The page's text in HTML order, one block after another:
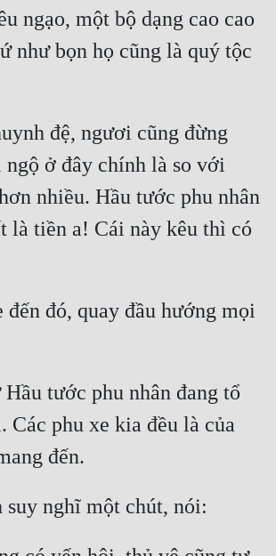
ngạo, một bộ dạng cao cao
như bọn họ cũng là quý tộc
đệ, ngươi cũng đừng
ngộ ở đây chính là so với
nhiều. Hầu tước phu nhân
là tiền a! Cái này kêu thì có
đến đó, quay đầu hướng mọi
tước phu nhân đang tổ
Các phu xe kia đều là của
đến.
suy nghĩ một chút, nói: